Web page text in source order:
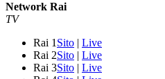
Network Rai
TV
Rai 1 Sito | Live
Rai 2Sito | Live
Rai 3Sito | Live